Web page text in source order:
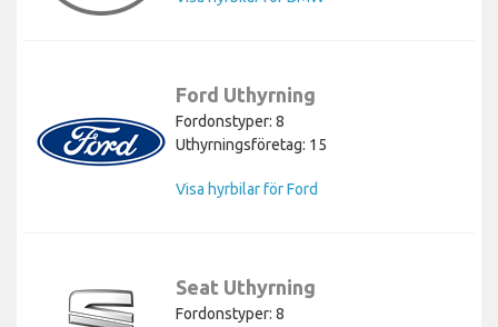
Ford Uthyrning
Fordonstyper: 8
Uthyrningsföretag: 15
Visa hyrbilar för Ford
Seat Uthyrning
Fordonstyper: 8